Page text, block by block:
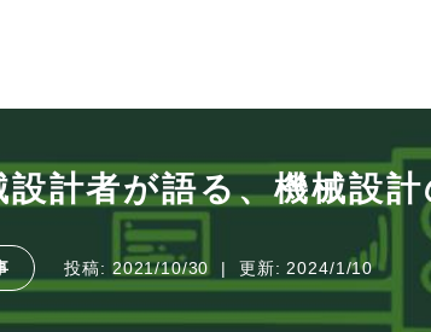
計者が語る、機械設
投稿: 2021/10/30 更新: 2024/1/10